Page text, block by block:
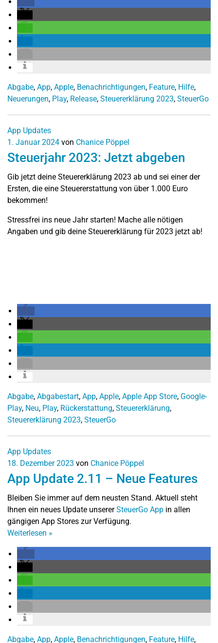
Abgabe, App, Apple, Benachrichtigungen, Feature, Hilfe,
Neuerungen, Play, Release, Steuererklärung 2023, SteuerGo
App Updates
1. Januar 2024 von Chanice Pöppel
Steuerjahr 2023: Jetzt abgeben
Gib jetzt deine Steuererklärung 2023 ab und sei einer der
Ersten, die eine Steuererstattung von über 1.000 Euro
bekommen!
Stressfrei ins neue Jahr starten! Mache alle nötigen
Angaben und gib deine Steuererklärung für 2023 jetzt ab!
Abgabe, Abgabestart, App, Apple, Apple App Store, Google-
Play, Neu, Play, Rückerstattung, Steuererklärung,
Steuererklärung 2023, SteuerGo
App Updates
18. Dezember 2023 von Chanice Pöppel
App Update 2.11 – Neue Features
Bleiben Sie immer auf dem neusten Stand. Aktuell steht
Ihnen ein neues Update unsererSteuerGo App in allen
gängigen App Stores zur Verfügung.
Weiterlesen »
Abgabe, App, Apple, Benachrichtigungen, Feature, Hilfe,